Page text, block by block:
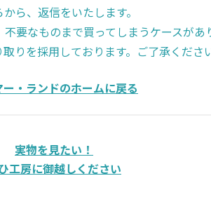
から、返信をいたします。
要なものまで買ってしまうケースがあ
りを採用しております。ご了承くださ
ー・ランドのホームに戻る
実物を見たい！
工房に御越しください